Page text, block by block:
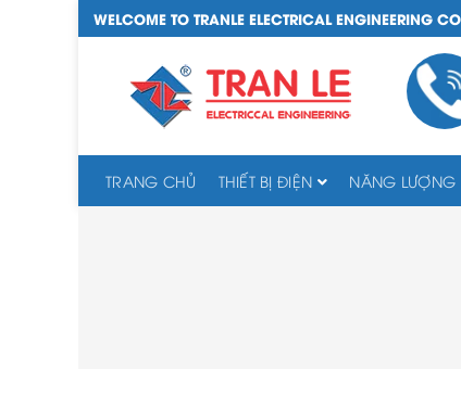
WELCOME TO TRANLE ELECTRICAL ENGINEERING
TRANG CHỦ THIẾT BỊ ĐIỆN NĂNG LƯỢNG